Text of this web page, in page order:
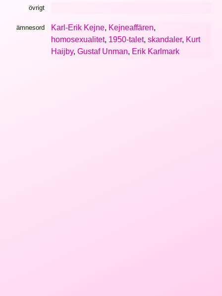
övrigt
ämnesord Karl-Erik Kejne, Kejneaffären,
homosexualitet, 1950-talet, skandaler, Kurt
Haijby, Gustaf Unman, Erik Karlmark